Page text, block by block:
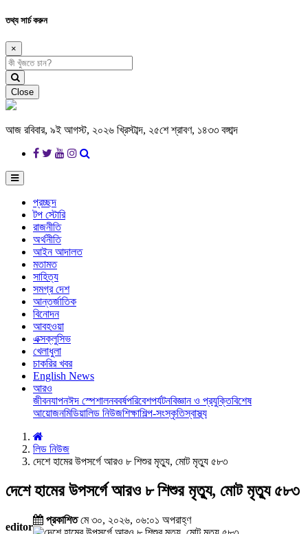
তথ্য সার্চ করুন
×
Close
আজ রবিবার, ৯ই আগস্ট, ২০২৬ খ্রিস্টাব্দ, ২৫শে শ্রাবণ, ১৪৩৩ বঙ্গাব্দ
প্রচ্ছদ
টপ স্টোরি
রাজনীতি
অর্থনীতি
আইন আদালত
মতামত
সাহিত্য
সমগ্র দেশ
আন্তর্জাতিক
বিনোদন
আবহওয়া
এক্সক্লুসিভ
খেলাধুলা
চাকরির খবর
English News
আরও
জীবনযাপনঈদ স্পেশালনববর্ষপরিবেশপর্যটনবিজ্ঞান ও প্রযুক্তিবিশেষ
আয়োজনমিডিয়ালিড নিউজশিক্ষাশিল্প-সংস্কৃতিস্বাস্থ্য
লিড নিউজ
দেশে হামের উপসর্গে আরও ৮ শিশুর মৃত্যু, মোট মৃত্যু ৫৮৩
দেশে হামের উপসর্গে আরও ৮ শিশুর মৃত্যু, মোট মৃত্যু ৫৮৩
editor
প্রকাশিতমে ৩০, ২০২৬, ০৬:০১ অপরাহ্ণ